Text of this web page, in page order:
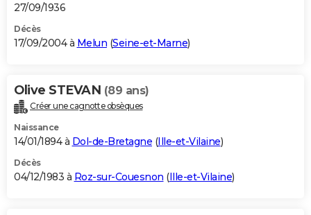
27/09/1936
Décès
17/09/2004 à Melun (Seine-et-Marne)
Olive STEVAN (89 ans)
Créer une cagnotte obsèques
Naissance
14/01/1894 à Dol-de-Bretagne (Ille-et-Vilaine)
Décès
04/12/1983 à Roz-sur-Couesnon (Ille-et-Vilaine)